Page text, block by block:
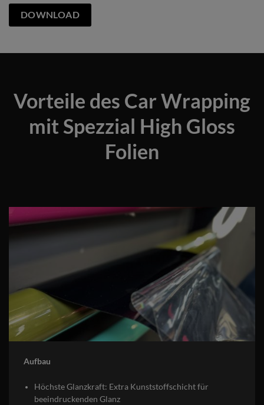
DOWNLOAD
Vorteile des Car Wrapping
mit Spezzial High Gloss
Folien
Aufbau
Höchste Glanzkraft: Extra Kunststoffschicht für
beeindruckenden Glanz